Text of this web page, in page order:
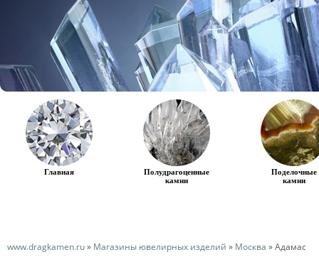
Главная
Полудрагоценные
камни
Поделочные
камни
www.dragkamen.ru» Магазины ювелирных изделий » Москва »Адамас